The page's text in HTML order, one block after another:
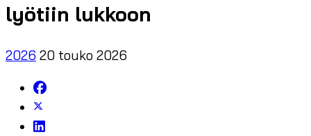
lyötiin lukkoon
2026 20 touko 2026